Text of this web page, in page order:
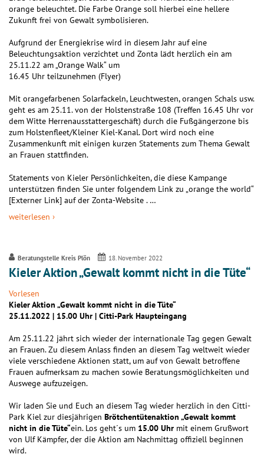
orange beleuchtet. Die Farbe Orange soll hierbei eine hellere
Zukunft frei von Gewalt symbolisieren.
Aufgrund der Energiekrise wird in diesem Jahr auf eine
Beleuchtungsaktion verzichtet und Zonta lädt herzlich ein am
25.11.22 am „Orange Walk“ um
16.45 Uhr teilzunehmen (Flyer)
Mit orangefarbenen Solarfackeln, Leuchtwesten, orangen Schals usw.
geht es am 25.11. von der Holstenstraße 108 (Treffen 16.45 Uhr vor
dem Witte Herrenausstattergeschäft) durch die Fußgängerzone bis
zum Holstenfleet/Kleiner Kiel-Kanal. Dort wird noch eine
Zusammenkunft mit einigen kurzen Statements zum Thema Gewalt
an Frauen stattfinden.
Statements von Kieler Persönlichkeiten, die diese Kampange
unterstützen finden Sie unter folgendem Link zu „orange the world“
[Externer Link] auf der Zonta-Website . …
weiterlesen ›
Beratungstelle Kreis Plön 18. November 2022
Kieler Aktion „Gewalt kommt nicht in die Tüte“
Vorlesen
Kieler Aktion „Gewalt kommt nicht in die Tüte“
25.11.2022 | 15.00 Uhr | Citti-Park Haupteingang
Am 25.11.22 jährt sich wieder der internationale Tag gegen Gewalt
an Frauen. Zu diesem Anlass finden an diesem Tag weltweit wieder
viele verschiedene Aktionen statt, um auf von Gewalt betroffene
Frauen aufmerksam zu machen sowie Beratungsmöglichkeiten und
Auswege aufzuzeigen.
Wir laden Sie und Euch an diesem Tag wieder herzlich in den Citti-
Park Kiel zur diesjährigen Brötchentütenaktion „Gewalt kommt
nicht in die Tüte“ein. Los geht´s um 15.00 Uhr mit einem Grußwort
von Ulf Kämpfer, der die Aktion am Nachmittag offiziell beginnen
wird.